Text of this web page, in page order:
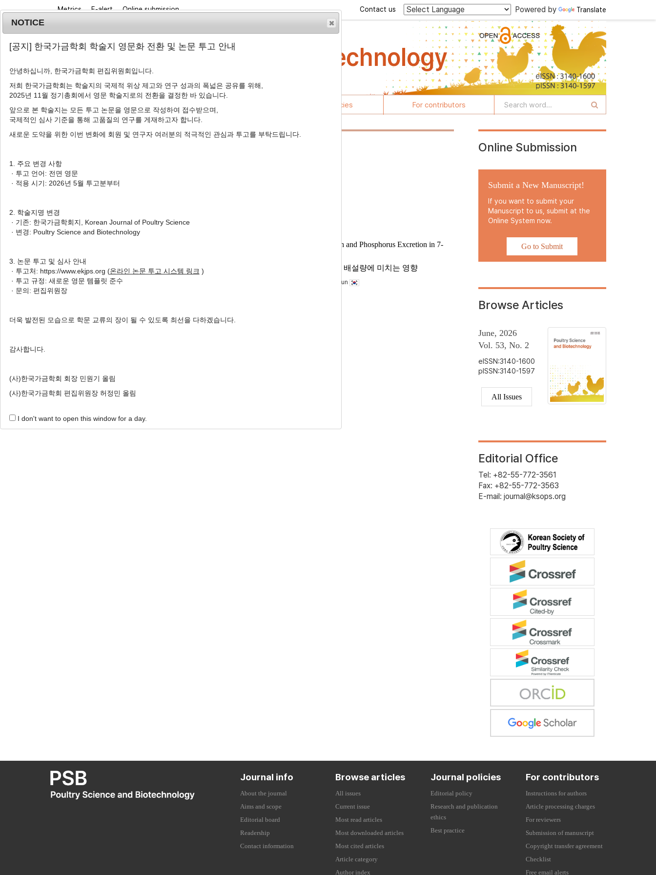
Metrics E-alert Online submission Powered by Translate
Contact us
Journal info Browse articles Journal policies For contributors
Author: Han-Ha Chai
1 Articles are founded.
Effect of Dietary Crude Protein and Phytase Levels on Performance, Digestibility, and Nitrogen and Phosphorus Excretion in 7-
사료 내 조단백질 및 Phytase 첨가 수준이 7-21일령 육계의 생산성, 소화율 및 질소와 인 배설량에 미치는 영향
Eui-Chul Hong , Hyunsoo Kim
, Sung-June Byun
홍의철, 김현수, 손지선, 채한화, 김희진, 변승준
https://doi.org/10.5536/KJPS.2024.51.4.161
Online Submission
Submit a New Manuscript!
If you want to submit your
Manuscript to us, submit at the
Online System now.
Go to Submit
Browse Articles
June, 2026
Vol. 53, No. 2
eISSN:3140-1600
pISSN:3140-1597
All Issues
Editorial Office
Tel: +82-55-772-3561
Fax: +82-55-772-3563
E-mail: journal@ksops.org
Journal info
About the journal
Aims and scope
Editorial board
Readership
Contact information
Browse articles
All issues
Current issue
Most read articles
Most downloaded articles
Most cited articles
Article category
Author index
Journal policies
Editorial policy
Research and publication
ethics
Best practice
For contributors
Instructions for authors
Article processing charges
For reviewers
Submission of manuscript
Copyright transfer agreement
Checklist
Free email alerts
NOTICE
[공지] 한국가금학회 학술지 영문화 전환 및 논문 투고 안내
안녕하십니까, 한국가금학회 편집위원회입니다.
저희 한국가금학회는 학술지의 국제적 위상 제고와 연구 성과의 폭넓은 공유를 위해,
2025년 11월 정기총회에서 영문 학술지로의 전환을 결정한 바 있습니다.
앞으로 본 학술지는 모든 투고 논문을 영문으로 작성하여 접수받으며,
국제적인 심사 기준을 통해 고품질의 연구를 게재하고자 합니다.
새로운 도약을 위한 이번 변화에 회원 및 연구자 여러분의 적극적인 관심과 투고를 부탁드립니다.
1. 주요 변경 사항
· 투고 언어: 전면 영문
· 적용 시기: 2026년 5월 투고분부터
2. 학술지명 변경
· 기존: 한국가금학회지, Korean Journal of Poultry Science
· 변경: Poultry Science and Biotechnology
3. 논문 투고 및 심사 안내
· 투고처: https://www.ekjps.org (온라인 논문 투고 시스템 링크 )
· 투고 규정: 새로운 영문 템플릿 준수
· 문의: 편집위원장
더욱 발전된 모습으로 학문 교류의 장이 될 수 있도록 최선을 다하겠습니다.
감사합니다.
(사)한국가금학회 회장 민원기 올림
(사)한국가금학회 편집위원장 허정민 올림
I don't want to open this window for a day.